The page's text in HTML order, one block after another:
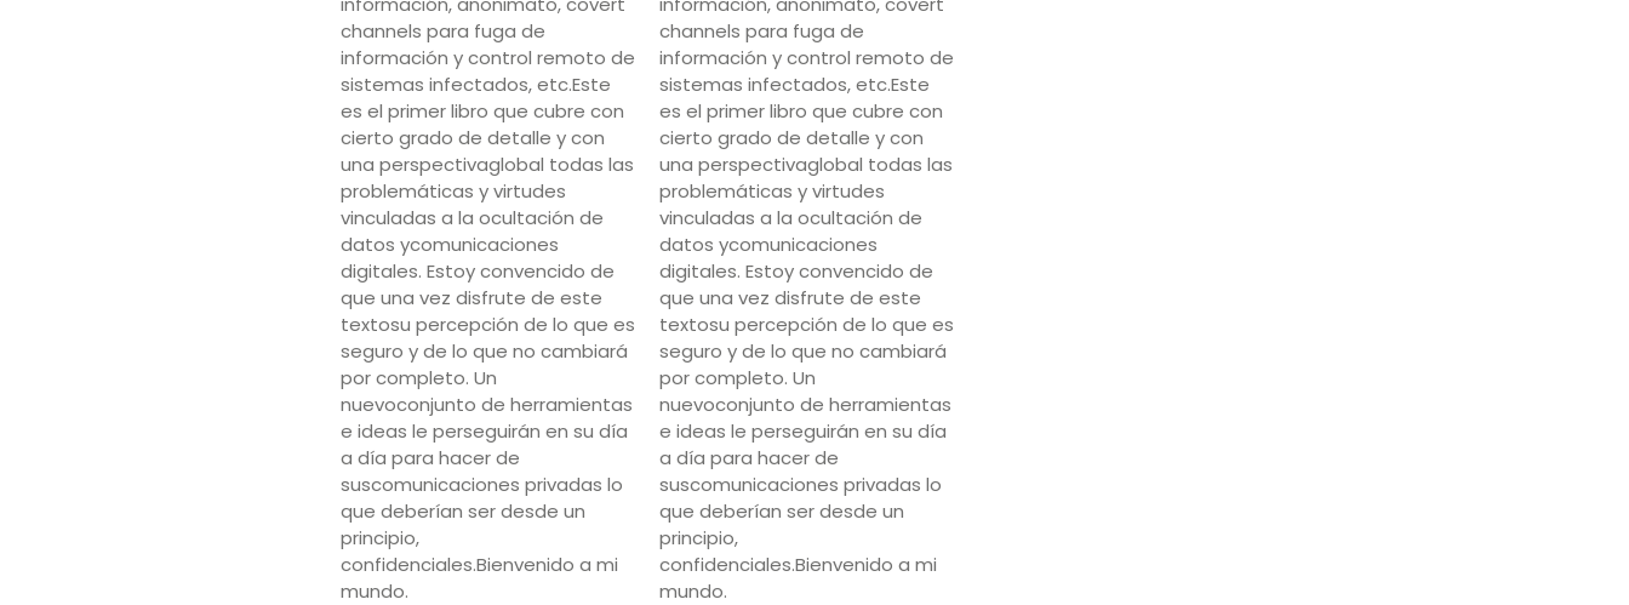
channels para fuga de
información y control remoto de
sistemas infectados, etc.Este
es el primer libro que cubre con
cierto grado de detalle y con
una perspectivaglobal todas las
problemáticas y virtudes
vinculadas a la ocultación de
datos ycomunicaciones
digitales. Estoy convencido de
que una vez disfrute de este
textosu percepción de lo que es
seguro y de lo que no cambiará
por completo. Un
nuevoconjunto de herramientas
e ideas le perseguirán en su día
a día para hacer de
suscomunicaciones privadas lo
que deberían ser desde un
principio,
confidenciales.Bienvenido a mi
mundo.
channels para fuga de
información y control remoto de
sistemas infectados, etc.Este
es el primer libro que cubre con
cierto grado de detalle y con
una perspectivaglobal todas las
problemáticas y virtudes
vinculadas a la ocultación de
datos ycomunicaciones
digitales. Estoy convencido de
que una vez disfrute de este
textosu percepción de lo que es
seguro y de lo que no cambiará
por completo. Un
nuevoconjunto de herramientas
e ideas le perseguirán en su día
a día para hacer de
suscomunicaciones privadas lo
que deberían ser desde un
principio,
confidenciales.Bienvenido a mi
mundo.